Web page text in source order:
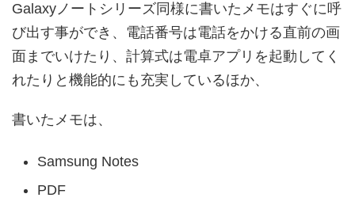
Galaxyノートシリーズ同様に書いたメモはすぐに呼
び出す事ができ、電話番号は電話をかける直前の画
面までいけたり、計算式は電卓アプリを起動してく
れたりと機能的にも充実しているほか、
書いたメモは、
Samsung Notes
PDF